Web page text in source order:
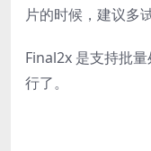
片的时候，建议多试
Final2x 是支持批
行了。